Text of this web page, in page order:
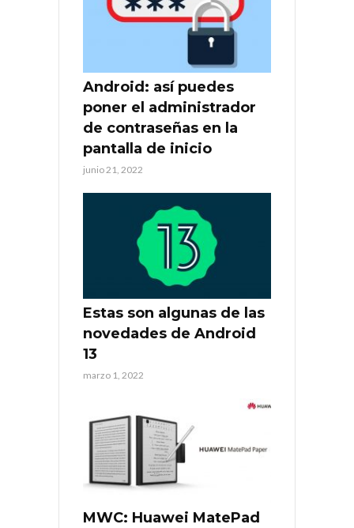
Android: así puedes
poner el administrador
de contraseñas en la
pantalla de inicio
junio 21, 2022
Estas son algunas de las
novedades de Android
13
marzo 1, 2022
MWC: Huawei MatePad